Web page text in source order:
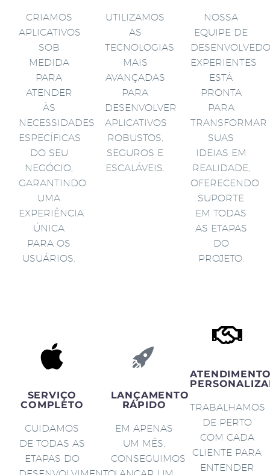
CRIAMOS
APLICATIVOS
SOB
MEDIDA
PARA
ATENDER
ÀS
NECESSIDADES
ESPECÍFICAS
DO SEU
NEGÓCIO,
GARANTINDO
UMA
EXPERIÊNCIA
ÚNICA
PARA OS
USUÁRIOS.
UTILIZAMOS
AS
TECNOLOGIAS
MAIS
AVANÇADAS
PARA
DESENVOLVER
APLICATIVOS
ROBUSTOS,
SEGUROS E
ESCALÁVEIS.
NOSSA
EQUIPE DE
EXPERIENTES
ESTÁ
PRONTA
PARA
TRANSFORMAR
SUAS
IDEIAS EM
REALIDADE,
OFERECENDO
SUPORTE
EM TODAS
AS ETAPAS
DO
PROJETO.
SERVIÇO
COMPLETO
CUIDAMOS
DE TODAS AS
ETAPAS DO
LANÇAMENTO
RÁPIDO
EM APENAS
UM MÊS,
CONSEGUIMOS
TRABALHAMOS
DE PERTO
COM CADA
CLIENTE PARA
ENTENDER